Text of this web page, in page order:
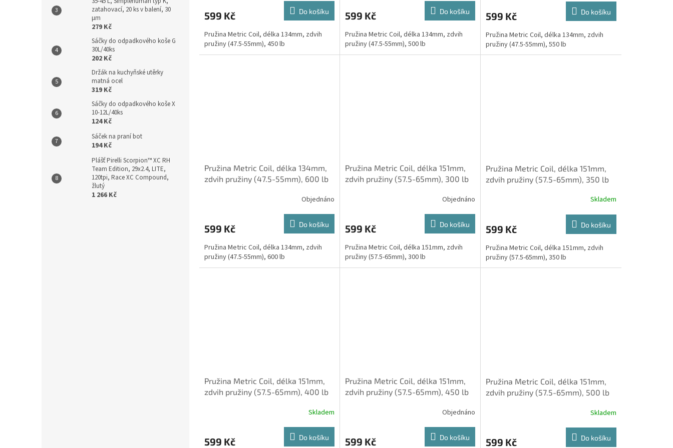
zatahovací, 20 ks v balení, 30
µm
279 Kč
Sáčky do odpadkového koše G
30L/40ks
202 Kč
Držák na kuchyňské utěrky
matná ocel
319 Kč
Sáčky do odpadkového koše X
10-12L/40ks
124 Kč
Sáček na praní bot
194 Kč
Plášť Pirelli Scorpion™ XC RH
Team Edition, 29x2.4, LITE,
120tpi, Race XC Compound,
žlutý
1 266 Kč
599 Kč Do košíku
Pružina Metric Coil, délka 134mm, zdvih
pružiny (47.5-55mm), 450 lb
599 Kč Do košíku
Pružina Metric Coil, délka 134mm, zdvih
pružiny (47.5-55mm), 500 lb
599 Kč Do košíku
Pružina Metric Coil, délka 134mm, zdvih
pružiny (47.5-55mm), 550 lb
Pružina Metric Coil, délka 134mm,
zdvih pružiny (47.5-55mm), 600 lb
Objednáno
599 Kč Do košíku
Pružina Metric Coil, délka 134mm, zdvih
pružiny (47.5-55mm), 600 lb
Pružina Metric Coil, délka 151mm,
zdvih pružiny (57.5-65mm), 300 lb
Objednáno
599 Kč Do košíku
Pružina Metric Coil, délka 151mm, zdvih
pružiny (57.5-65mm), 300 lb
Pružina Metric Coil, délka 151mm,
zdvih pružiny (57.5-65mm), 350 lb
Skladem
599 Kč Do košíku
Pružina Metric Coil, délka 151mm, zdvih
pružiny (57.5-65mm), 350 lb
Pružina Metric Coil, délka 151mm,
zdvih pružiny (57.5-65mm), 400 lb
Skladem
599 Kč Do košíku
Pružina Metric Coil, délka 151mm,
zdvih pružiny (57.5-65mm), 450 lb
Objednáno
599 Kč Do košíku
Pružina Metric Coil, délka 151mm,
zdvih pružiny (57.5-65mm), 500 lb
Skladem
599 Kč Do košíku